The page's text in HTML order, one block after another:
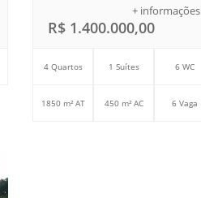
+ informações
R$ 1.400.000,00
4 Quartos 1 Suítes 6 WC
1850 m² AT 450 m² AC 6 Vaga